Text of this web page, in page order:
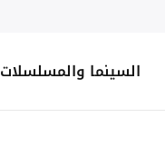
السينما والمسلسلات